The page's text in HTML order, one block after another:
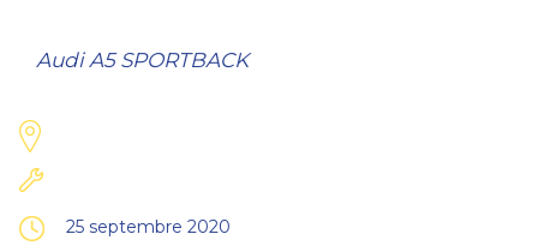
Audi A5 SPORTBACK
25 septembre 2020